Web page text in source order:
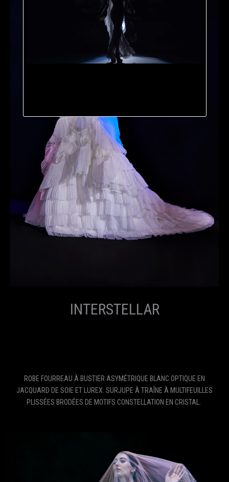
INTERSTELLAR
ROBE FOURREAU À BUSTIER ASYMÉTRIQUE BLANC OPTIQUE EN
JACQUARD DE SOIE ET LUREX. SURJUPE À TRAÎNE À MULTIFEUILLES
PLISSÉES BRODÉES DE MOTIFS CONSTELLATION EN CRISTAL.